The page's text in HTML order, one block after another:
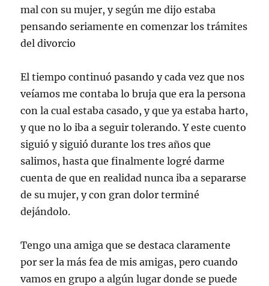
mal con su mujer, y según me dijo estaba
pensando seriamente en comenzar los trámites
del divorcio
El tiempo continuó pasando y cada vez que nos
veíamos me contaba lo bruja que era la persona
con la cual estaba casado, y que ya estaba harto,
y que no lo iba a seguir tolerando. Y este cuento
siguió y siguió durante los tres años que
salimos, hasta que finalmente logré darme
cuenta de que en realidad nunca iba a separarse
de su mujer, y con gran dolor terminé
dejándolo.
Tengo una amiga que se destaca claramente
por ser la más fea de mis amigas, pero cuando
vamos en grupo a algún lugar donde se puede